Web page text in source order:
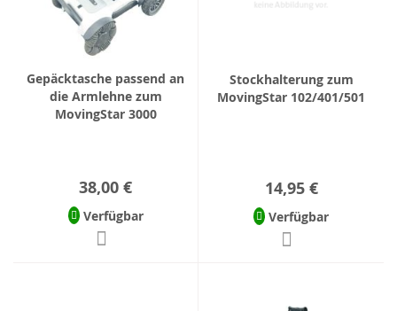
Gepäcktasche passend an
die Armlehne zum
MovingStar 3000
38,00 €
Verfügbar
Stockhalterung zum
MovingStar 102/401/501
14,95 €
Verfügbar